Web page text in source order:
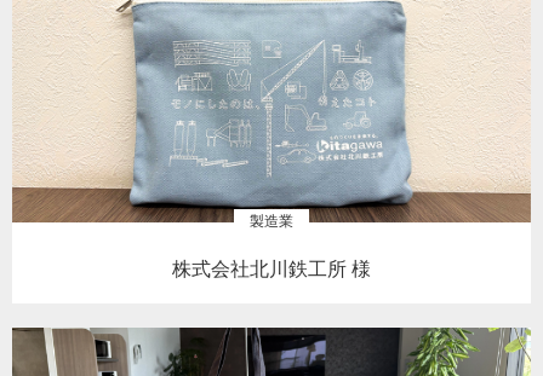
製造業
株式会社北川鉄工所 様